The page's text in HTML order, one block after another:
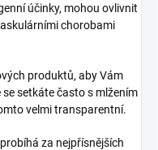
účinky, mohou ovlivnit
chorobami
produktů, aby Vám
setkáte často s mlžením
velmi transparentní.
za nejpřísnějších